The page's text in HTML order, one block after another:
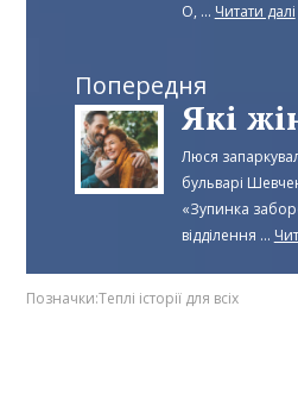
О, ... Читати далі
Попередня
Люся
бульварі
«Зупинка
відділення ...
Позначки:Теплі історії для всіх